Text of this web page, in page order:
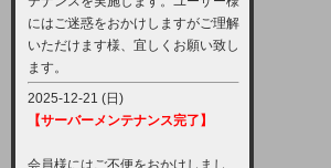
にはご迷惑をおかけしますがご理解
いただけます様、宜しくお願い致し
ます。
2025-12-21 (日)
【サーバーメンテナンス完了】
会員様にはご不便をおかけしまし